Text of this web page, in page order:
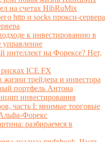
на счетах HibRuMix
http и socks прокси-сервера
к инвестированию в
управление
интеллект на Форексе? Нет,
ICE FX
жизни трейдера и инвестора
портфель Антона
инвестирования
часть I: мнимые торговые
Форекс
разбираемся в